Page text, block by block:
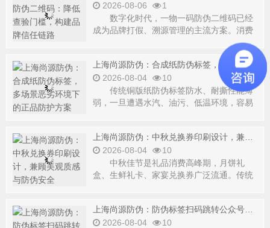
2026-08-06
1
数字化时代，一物一码防伪二维码已经
成为品牌打假、溯源管理的主流方案。消费
上海尚源防伪：合成纸防伪标签，多场景恶劣环境下的正品防护方案
2026-08-04
10
传统铜版纸防伪标签防水、耐撕性能薄
弱，一旦遭遇水汽、油污、低温环境，容易
2026-08-04
10
中秋佳节是礼品消费高峰期，月饼礼
盒、生鲜礼卡、家宴兑换券广泛流通。传统
2026-08-04
10